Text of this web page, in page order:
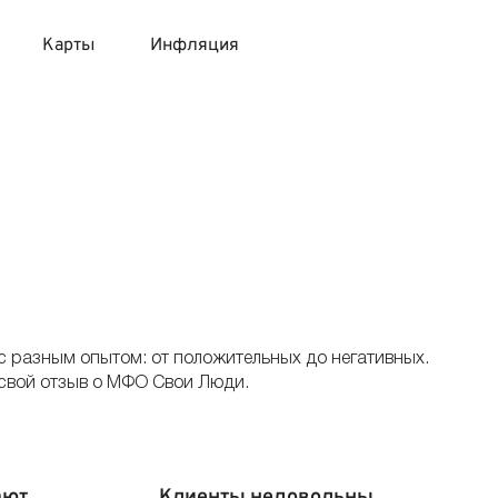
Карты Инфляция
опытом: от положительных до негативных.
свой отзыв о МФО Свои Люди.